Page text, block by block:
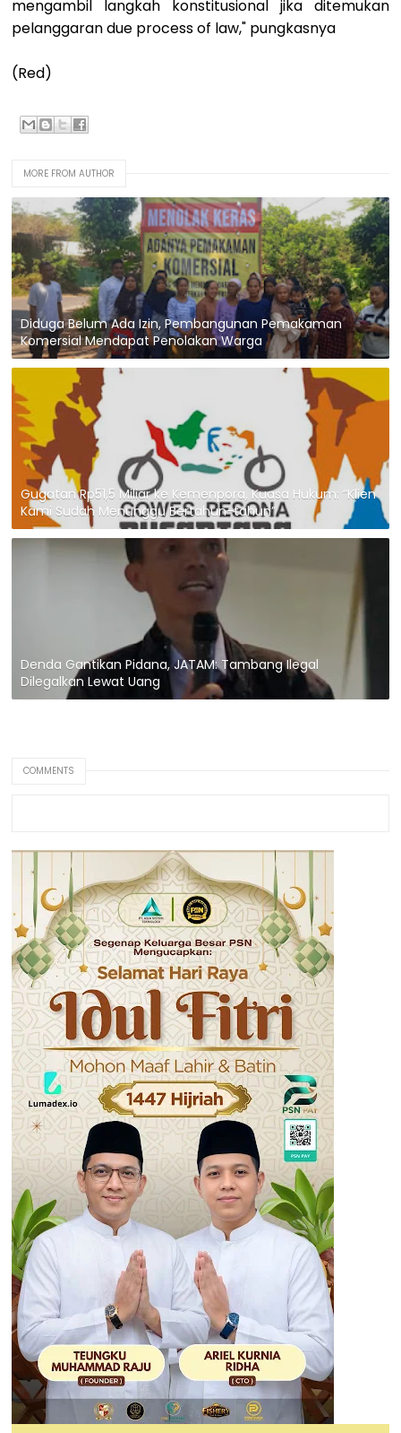
mengambil langkah konstitusional jika ditemukan
pelanggaran due process of law," pungkasnya
(Red)
MORE FROM AUTHOR
Diduga Belum Ada Izin, Pembangunan Pemakaman
Komersial Mendapat Penolakan Warga
Gugatan Rp51,5 Miliar ke Kemenpora, Kuasa Hukum: “Klien
Kami Sudah Menunggu Bertahun-tahun”
Denda Gantikan Pidana, JATAM: Tambang Ilegal
Dilegalkan Lewat Uang
COMMENTS